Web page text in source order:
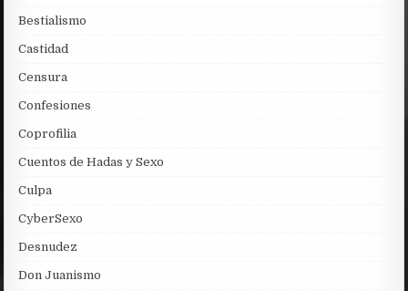
Bestialismo
Castidad
Censura
Confesiones
Coprofilia
Cuentos de Hadas y Sexo
Culpa
CyberSexo
Desnudez
Don Juanismo